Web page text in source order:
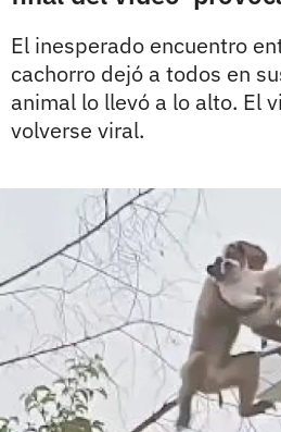
El inesperado encuentro
cachorro dejó a todos en
animal lo llevó a lo alto. El
volverse viral.